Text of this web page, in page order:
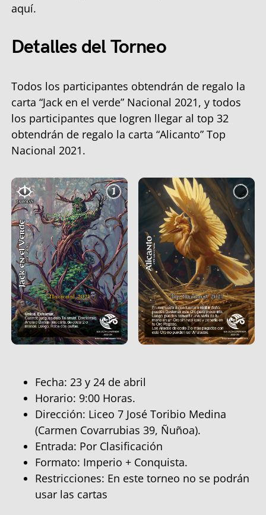
aquí.
Detalles del Torneo
Todos los participantes obtendrán de regalo la
carta “Jack en el verde” Nacional 2021, y todos
los participantes que logren llegar al top 32
obtendrán de regalo la carta “Alicanto” Top
Nacional 2021.
Fecha: 23 y 24 de abril
Horario: 9:00 Horas.
Dirección: Liceo 7 José Toribio Medina
(Carmen Covarrubias 39, Ñuñoa).
Entrada: Por Clasificación
Formato: Imperio + Conquista.
Restricciones: En este torneo no se podrán
usar las cartas